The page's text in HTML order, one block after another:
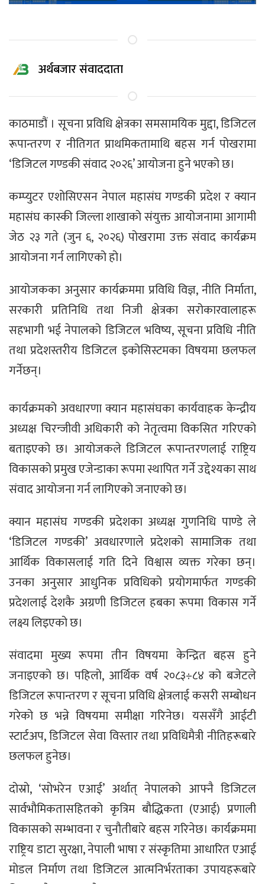
अर्थबजार संवाददाता
काठमाडौं । सूचना प्रविधि क्षेत्रका समसामयिक मुद्दा, डिजिटल
रूपान्तरण र नीतिगत प्राथमिकतामाथि बहस गर्न पोखरामा
‘डिजिटल गण्डकी संवाद २०२६’ आयोजना हुने भएको छ।
कम्प्युटर एशोसिएसन नेपाल महासंघ गण्डकी प्रदेश र क्यान
महासंघ कास्की जिल्ला शाखाको संयुक्त आयोजनामा आगामी
जेठ २३ गते (जुन ६, २०२६) पोखरामा उक्त संवाद कार्यक्रम
आयोजना गर्न लागिएको हो।
आयोजकका अनुसार कार्यक्रममा प्रविधि विज्ञ, नीति निर्माता,
सरकारी प्रतिनिधि तथा निजी क्षेत्रका सरोकारवालाहरू
सहभागी भई नेपालको डिजिटल भविष्य, सूचना प्रविधि नीति
तथा प्रदेशस्तरीय डिजिटल इकोसिस्टमका विषयमा छलफल
गर्नेछन्।
कार्यक्रमको अवधारणा क्यान महासंघका कार्यवाहक केन्द्रीय
अध्यक्ष चिरन्जीवी अधिकारी को नेतृत्वमा विकसित गरिएको
बताइएको छ। आयोजकले डिजिटल रूपान्तरणलाई राष्ट्रिय
विकासको प्रमुख एजेन्डाका रूपमा स्थापित गर्ने उद्देश्यका साथ
संवाद आयोजना गर्न लागिएको जनाएको छ।
क्यान महासंघ गण्डकी प्रदेशका अध्यक्ष गुणनिधि पाण्डे ले
‘डिजिटल गण्डकी’ अवधारणाले प्रदेशको सामाजिक तथा
आर्थिक विकासलाई गति दिने विश्वास व्यक्त गरेका छन्।
उनका अनुसार आधुनिक प्रविधिको प्रयोगमार्फत गण्डकी
प्रदेशलाई देशकै अग्रणी डिजिटल हबका रूपमा विकास गर्ने
लक्ष्य लिइएको छ।
संवादमा मुख्य रूपमा तीन विषयमा केन्द्रित बहस हुने
जनाइएको छ। पहिलो, आर्थिक वर्ष २०८३÷८४ को बजेटले
डिजिटल रूपान्तरण र सूचना प्रविधि क्षेत्रलाई कसरी सम्बोधन
गरेको छ भन्ने विषयमा समीक्षा गरिनेछ। यससँगै आईटी
स्टार्टअप, डिजिटल सेवा विस्तार तथा प्रविधिमैत्री नीतिहरूबारे
छलफल हुनेछ।
दोस्रो, ‘सोभरेन एआई’ अर्थात् नेपालको आफ्नै डिजिटल
सार्वभौमिकतासहितको कृत्रिम बौद्धिकता (एआई) प्रणाली
विकासको सम्भावना र चुनौतीबारे बहस गरिनेछ। कार्यक्रममा
राष्ट्रिय डाटा सुरक्षा, नेपाली भाषा र संस्कृतिमा आधारित एआई
मोडल निर्माण तथा डिजिटल आत्मनिर्भरताका उपायहरूबारे